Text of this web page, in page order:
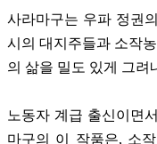
사라마구는 우파 정권
시의 대지주들과 소작
의 삶을 밀도 있게 그려
노동자 계급 출신이면
마구의 이 작품은, 소